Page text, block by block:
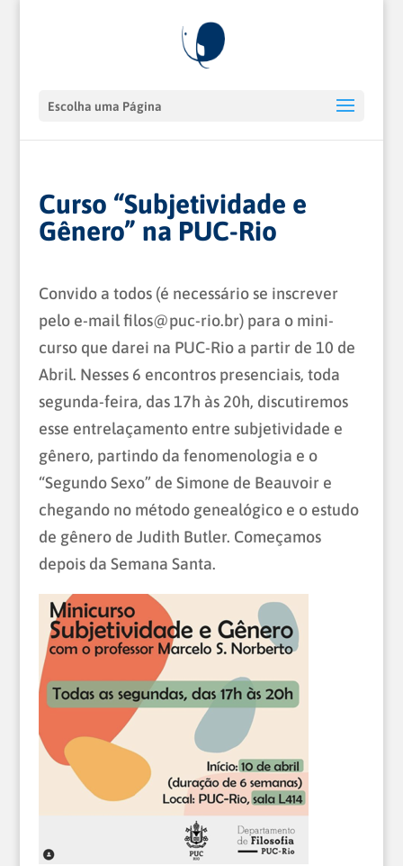
Escolha uma Página
Curso “Subjetividade e
Gênero” na PUC-Rio
Convido a todos (é necessário se inscrever
pelo e-mail filos@puc-rio.br) para o mini-
curso que darei na PUC-Rio a partir de 10 de
Abril. Nesses 6 encontros presenciais, toda
segunda-feira, das 17h às 20h, discutiremos
esse entrelaçamento entre subjetividade e
gênero, partindo da fenomenologia e o
“Segundo Sexo” de Simone de Beauvoir e
chegando no método genealógico e o estudo
de gênero de Judith Butler. Começamos
depois da Semana Santa.